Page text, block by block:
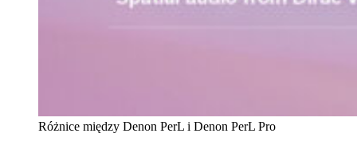
Różnice między Denon PerL i Denon PerL Pro